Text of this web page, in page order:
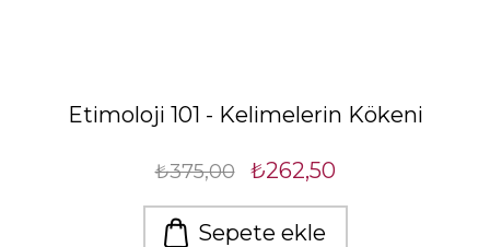
Etimoloji 101 - Kelimelerin Kökeni
₺375,00 ₺262,50
Sepete ekle